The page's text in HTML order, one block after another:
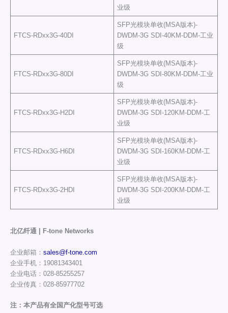
业级
FTCS-RDxx3G-40DI
SFP光模块单收(MSA版本)-
DWDM-3G SDI-40KM-DDM-工业
级
FTCS-RDxx3G-80DI
SFP光模块单收(MSA版本)-
DWDM-3G SDI-80KM-DDM-工业
级
FTCS-RDxx3G-H2DI
SFP光模块单收(MSA版本)-
DWDM-3G SDI-120KM-DDM-工
业级
FTCS-RDxx3G-H6DI
SFP光模块单收(MSA版本)-
DWDM-3G SDI-160KM-DDM-工
业级
FTCS-RDxx3G-2HDI
SFP光模块单收(MSA版本)-
DWDM-3G SDI-200KM-DDM-工
业级
北亿纤通 | F-tone Networks
企业邮箱： sales@f-tone.com
企业手机：19081343401
企业电话：028-85255257
企业传真：028-85977702
注：本产品有全国产化型号可选